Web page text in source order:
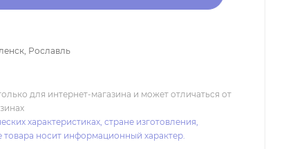
Рославль
для интернет-магазина и может отличаться от
характеристиках, стране изготовления,
товара носит информационный характер.